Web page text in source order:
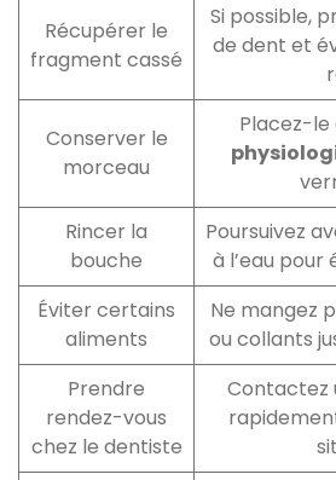
Récupérer le
fragment cassé
Si possible,
de dent et
Conserver le
morceau
Placez-le
Rincer la
bouche
Poursuivez
à l’eau pour
Éviter certains
aliments
Ne mangez
ou collants
Prendre
rendez-vous
chez le dentiste
Contactez